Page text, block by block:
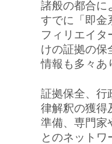
諸般の都合に
すでに「即金
フィリエイタ
けの証拠の保
情報も多々あ
証拠保全、行
律解釈の獲得
準備、専門家
とのネット